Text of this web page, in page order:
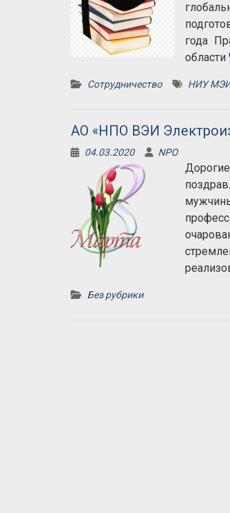
года
области
Сотрудничество НИУ
АО «НПО ВЭИ
04.03.2020 NPO
Без рубрики